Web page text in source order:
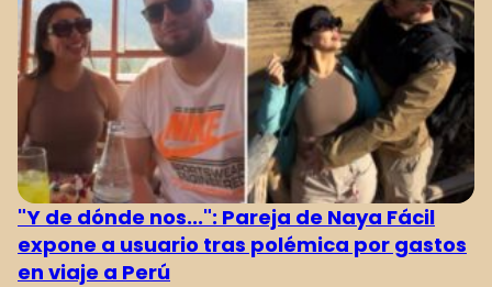
"Y de dónde nos...": Pareja de Naya Fácil
expone a usuario tras polémica por gastos
en viaje a Perú